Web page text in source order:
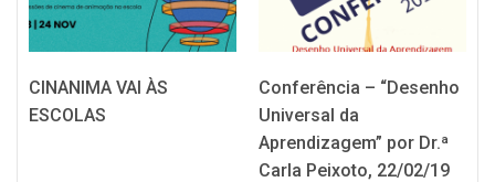
CINANIMA VAI ÀS
ESCOLAS
Conferência – “Desenho
Universal da
Aprendizagem” por Dr.ª
Carla Peixoto, 22/02/19